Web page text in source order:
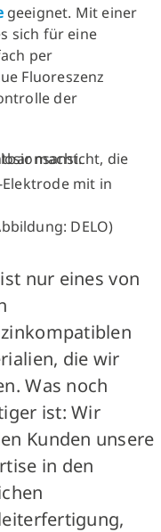
geeignet. Mit einer
sich für eine
per
Fluoreszenz
der
mit in
DELO)
nur eines von
die wir
Was noch
ist: Wir
Kunden unsere
in den